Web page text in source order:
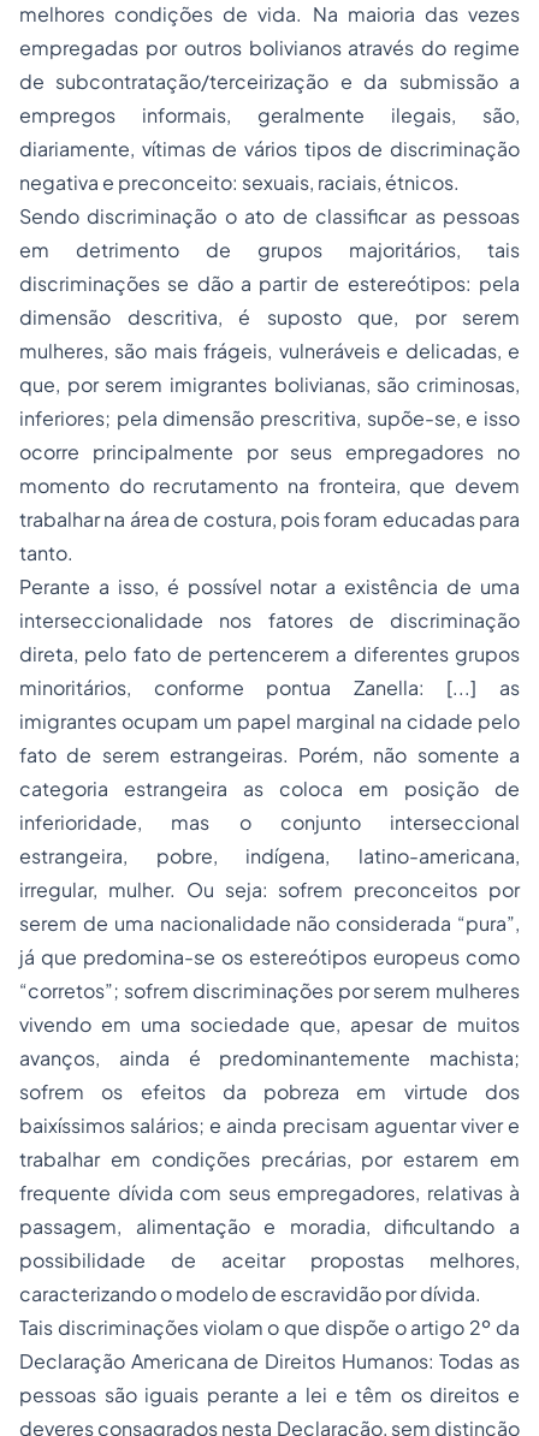
melhores condições de vida. Na maioria das vezes
empregadas por outros bolivianos através do regime
de subcontratação/terceirização e da submissão a
empregos informais, geralmente ilegais, são,
diariamente, vítimas de vários tipos de discriminação
negativa e preconceito: sexuais, raciais, étnicos.
Sendo discriminação o ato de classificar as pessoas
em detrimento de grupos majoritários, tais
discriminações se dão a partir de estereótipos: pela
dimensão descritiva, é suposto que, por serem
mulheres, são mais frágeis, vulneráveis e delicadas, e
que, por serem imigrantes bolivianas, são criminosas,
inferiores; pela dimensão prescritiva, supõe-se, e isso
ocorre principalmente por seus empregadores no
momento do recrutamento na fronteira, que devem
trabalhar na área de costura, pois foram educadas para
tanto.
Perante a isso, é possível notar a existência de uma
interseccionalidade nos fatores de discriminação
direta, pelo fato de pertencerem a diferentes grupos
minoritários, conforme pontua Zanella: [...] as
imigrantes ocupam um papel marginal na cidade pelo
fato de serem estrangeiras. Porém, não somente a
categoria estrangeira as coloca em posição de
inferioridade, mas o conjunto interseccional
estrangeira, pobre, indígena, latino-americana,
irregular, mulher. Ou seja: sofrem preconceitos por
serem de uma nacionalidade não considerada “pura”,
já que predomina-se os estereótipos europeus como
“corretos”; sofrem discriminações por serem mulheres
vivendo em uma sociedade que, apesar de muitos
avanços, ainda é predominantemente machista;
sofrem os efeitos da pobreza em virtude dos
baixíssimos salários; e ainda precisam aguentar viver e
trabalhar em condições precárias, por estarem em
frequente dívida com seus empregadores, relativas à
passagem, alimentação e moradia, dificultando a
possibilidade de aceitar propostas melhores,
caracterizando o modelo de escravidão por dívida.
Tais discriminações violam o que dispõe o artigo 2º da
Declaração Americana de Direitos Humanos:Todas as
pessoas são iguais perante a lei e têm os direitos e
deveres consagrados nesta Declaração, sem distinção